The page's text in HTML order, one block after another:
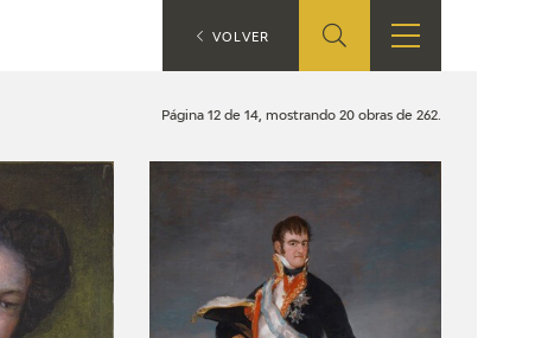
EN
ONLINE SHOP
EDUCA
RECURSOS
EDUCATIVOS
ARASAAC
Página 12 de 14, mostrando 20 obras de 262.
VOLVER